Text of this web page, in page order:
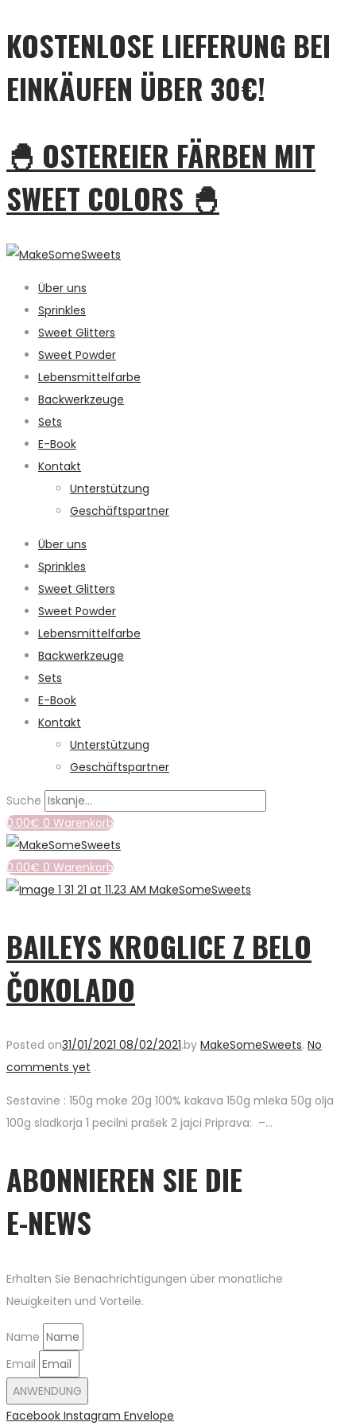
KOSTENLOSE LIEFERUNG BEI
EINKÄUFEN ÜBER 30€!
🐣 OSTEREIER FÄRBEN MIT
SWEET COLORS 🐣
Über uns
Sprinkles
Sweet Glitters
Sweet Powder
Lebensmittelfarbe
Backwerkzeuge
Sets
E-Book
Kontakt
Unterstützung
Geschäftspartner
Über uns
Sprinkles
Sweet Glitters
Sweet Powder
Lebensmittelfarbe
Backwerkzeuge
Sets
E-Book
Kontakt
Unterstützung
Geschäftspartner
Suche
0.00€ 0 Warenkorb
0.00€ 0 Warenkorb
BAILEYS KROGLICE Z BELO
ČOKOLADO
Posted on31/01/2021 08/02/2021.by MakeSomeSweets. No
comments yet .
Sestavine : 150g moke 20g 100% kakava 150g mleka 50g olja
100g sladkorja 1 pecilni prašek 2 jajci Priprava: –…
ABONNIEREN SIE DIE
E-NEWS
Erhalten Sie Benachrichtigungen über monatliche
Neuigkeiten und Vorteile.
Name
Email
ANWENDUNG
Facebook Instagram Envelope